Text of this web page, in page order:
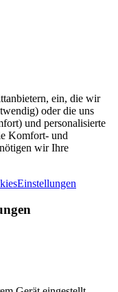
ein, die wir
oder die uns
und personalisierte
Komfort- und
wir Ihre
Einstellungen